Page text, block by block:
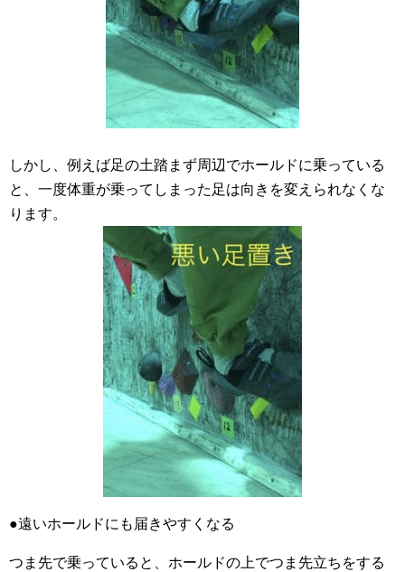
しかし、例えば足の土踏まず周辺でホールドに乗っている
と、一度体重が乗ってしまった足は向きを変えられなくな
ります。
●遠いホールドにも届きやすくなる
つま先で乗っていると、ホールドの上でつま先立ちをする